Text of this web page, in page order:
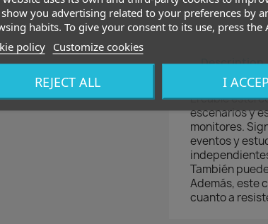
Description
El cable
escenarios y
monitores.
eventos y
También
Además, este
cuanto a
you advertising related to your preferences by
habits. To give your consent to its use, press the
policy
Customize cookies
REJECT ALL I